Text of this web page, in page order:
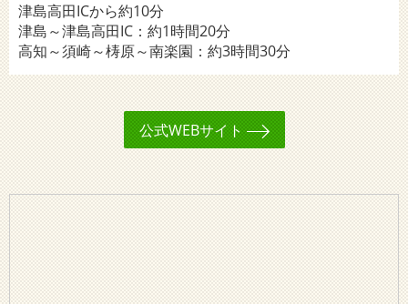
津島高田ICから約10分
津島～津島高田IC：約1時間20分
高知～須崎～梼原～南楽園：約3時間30分
公式WEBサイト